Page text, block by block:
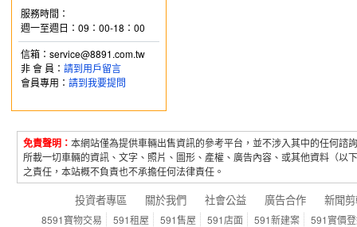
服務時間：
週一至週日：09：00-18：00
信箱：service@8891.com.tw
非 會 員： 請到用戶留言
會員專用： 請到我要提問
免責聲明： 本網站僅為提供車輛出售資訊的參考平台，並不涉入其中的任何
所載一切車輛的資訊、文字、照片、圖形、產權、廣告內容、或其他資料（
之責任，本站概不負責也不承擔任何法律責任。
投資者專區 關於我們 社會公益 廣告合作 新聞
8591寶物交易 591租屋 591售屋 591店面 591新建案
591實價